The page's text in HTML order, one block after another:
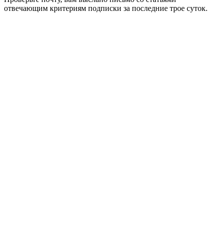
отвечающим критериям подписки за последние трое суток.